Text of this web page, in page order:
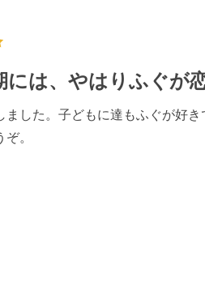
には、やはりふぐが
ました。子どもに達もふぐが好
。